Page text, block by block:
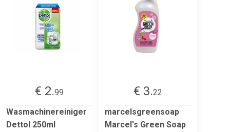
€ 2.99
Wasmachinereiniger
Dettol 250ml
€ 3.22
marcelsgreensoap
Marcel's Green Soap